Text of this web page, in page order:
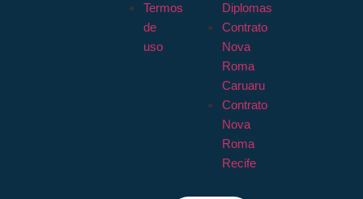
Termos
de
uso
Diplomas
Contrato
Nova
Roma
Caruaru
Contrato
Nova
Roma
Recife